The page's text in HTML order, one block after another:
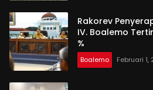
Rakorev
IV. Boalemo
%
Boalemo Februari 1,